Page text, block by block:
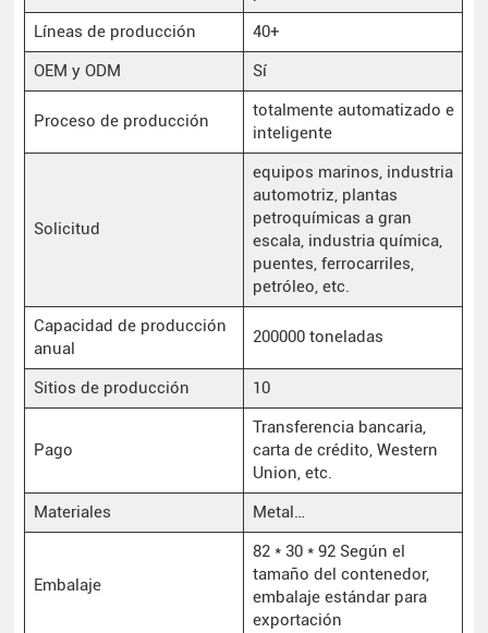
Líneas de producción
40+
OEM y ODM
Sí
Proceso de producción
totalmente automatizado e
inteligente
Solicitud
equipos marinos, industria
automotriz, plantas
petroquímicas a gran
escala, industria química,
puentes, ferrocarriles,
petróleo, etc.
Capacidad de producción
anual
200000 toneladas
Sitios de producción 10
Pago
Transferencia bancaria,
carta de crédito, Western
Union, etc.
Materiales
Metal…
Embalaje
82 * 30 * 92 Según el
tamaño del contenedor,
embalaje estándar para
exportación